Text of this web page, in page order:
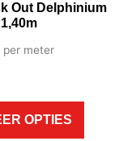
Out Delphinium
per meter